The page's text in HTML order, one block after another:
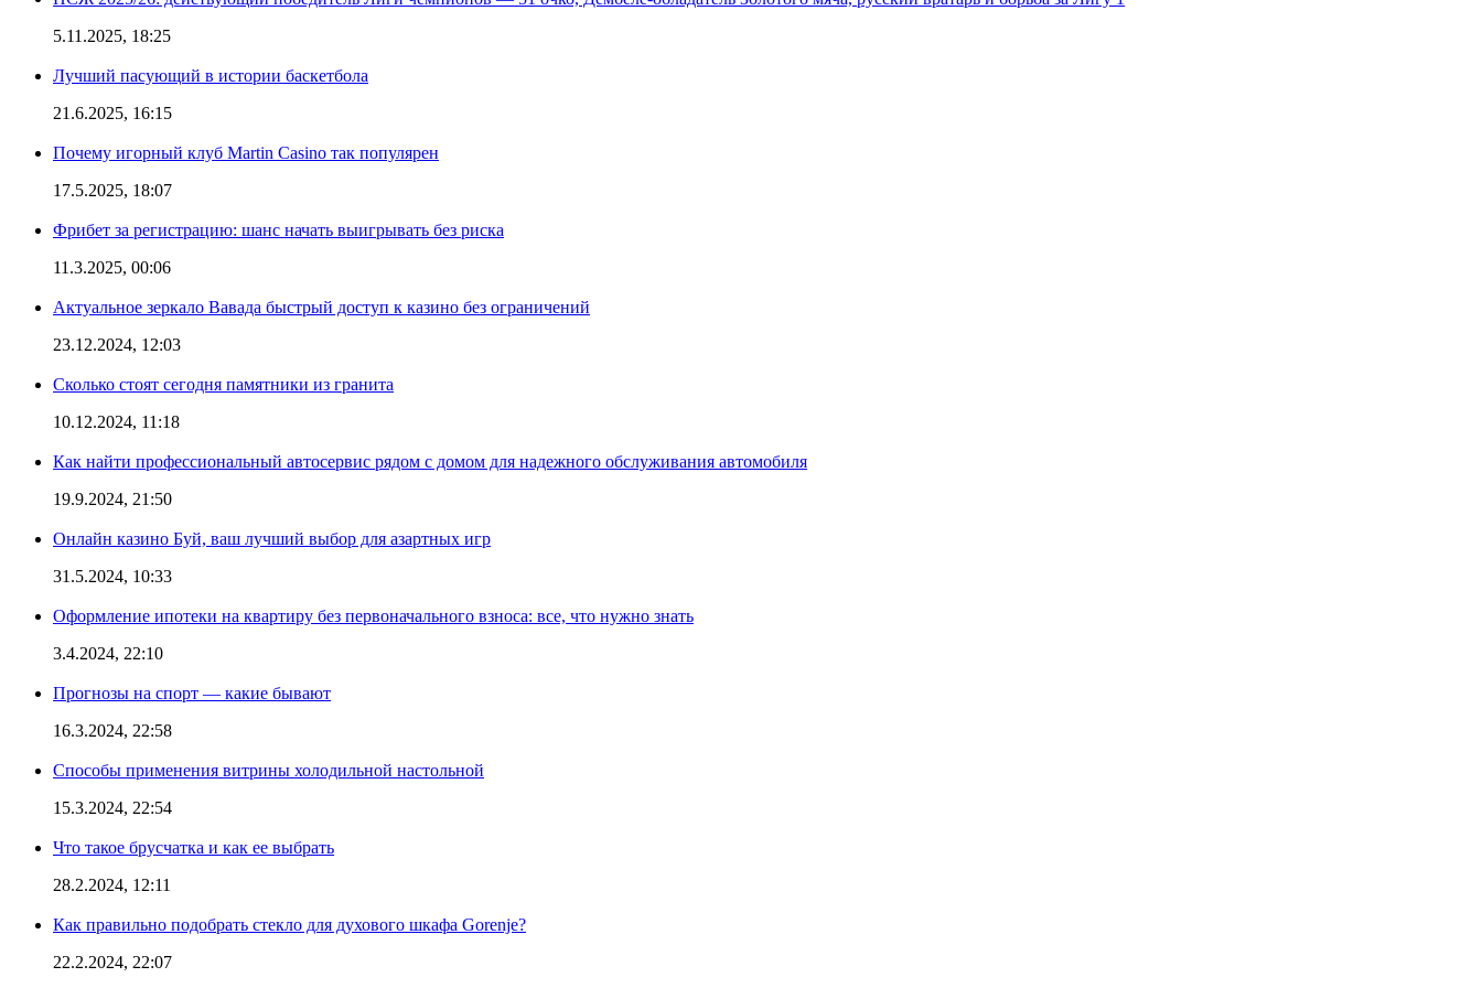
5.11.2025, 18:25
Лучший пасующий в истории баскетбола
21.6.2025, 16:15
Почему игорный клуб Martin Casino так популярен
17.5.2025, 18:07
Фрибет за регистрацию: шанс начать выигрывать без риска
11.3.2025, 00:06
Актуальное зеркало Вавада быстрый доступ к казино без ограничений
23.12.2024, 12:03
Сколько стоят сегодня памятники из гранита
10.12.2024, 11:18
Как найти профессиональный автосервис рядом с домом для надежного обслуживания автомобиля
19.9.2024, 21:50
Онлайн казино Буй, ваш лучший выбор для азартных игр
31.5.2024, 10:33
Оформление ипотеки на квартиру без первоначального взноса: все, что нужно знать
3.4.2024, 22:10
Прогнозы на спорт — какие бывают
16.3.2024, 22:58
Способы применения витрины холодильной настольной
15.3.2024, 22:54
Что такое брусчатка и как ее выбрать
28.2.2024, 12:11
Как правильно подобрать стекло для духового шкафа Gorenje?
22.2.2024, 22:07